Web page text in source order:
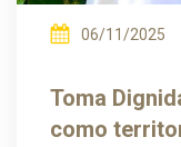
06/11/2025
Toma
como